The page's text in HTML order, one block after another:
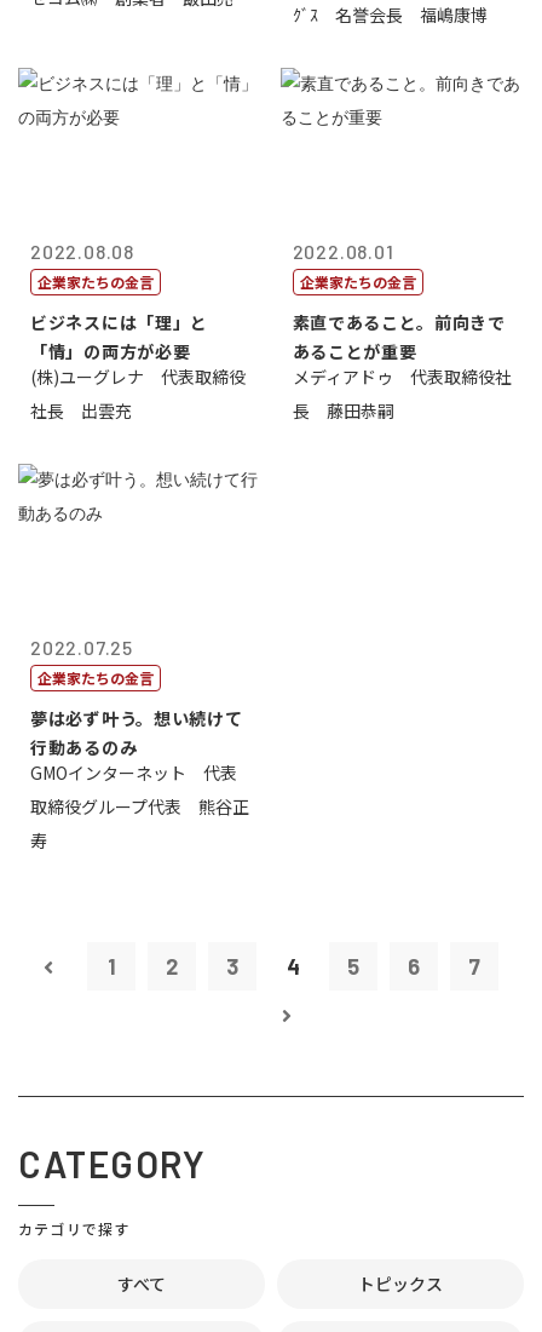
ｸﾞｽ 名誉会長 福嶋康博
2022.08.08
企業家たちの金言
ビジネスには「理」と
「情」の両方が必要
(株)ユーグレナ 代表取締役
社長 出雲充
2022.08.01
企業家たちの金言
素直であること。前向きで
あることが重要
メディアドゥ 代表取締役社
長 藤田恭嗣
2022.07.25
企業家たちの金言
夢は必ず叶う。想い続けて
行動あるのみ
GMOインターネット 代表
取締役グループ代表 熊谷正
寿
1 2 3 4 5 6 7
CATEGORY
カテゴリで探す
すべて トピックス